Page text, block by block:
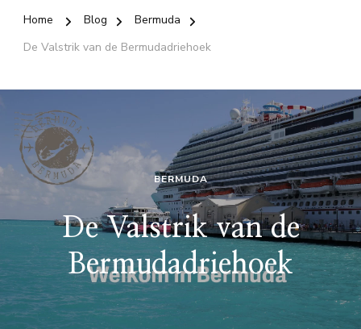
Home Blog
Bermuda
De Valstrik van de Bermudadriehoek
BERMUDA
De Valstrik van de
Bermudadriehoek